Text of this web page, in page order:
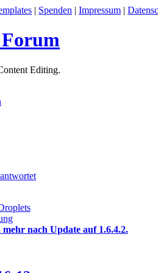
| Spenden | Impressum |
Editing.
nach Update auf 1.6.4.2.